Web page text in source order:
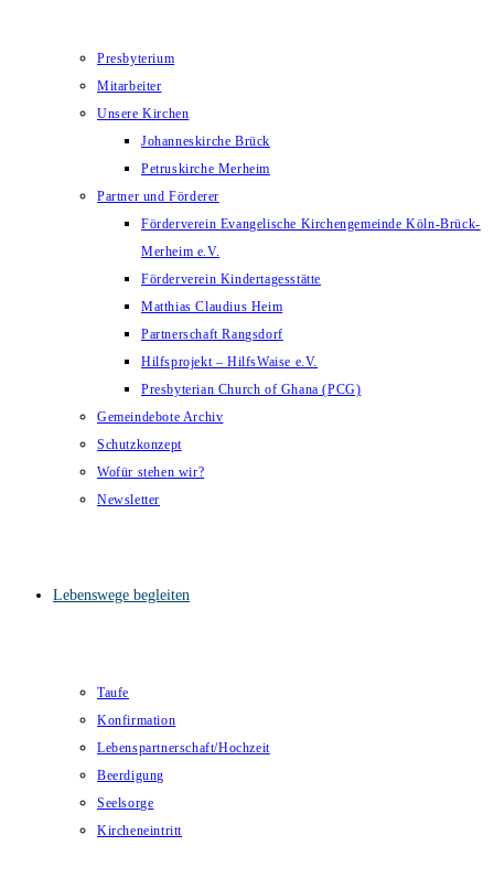
Presbyterium
Mitarbeiter
Unsere Kirchen
Johanneskirche Brück
Petruskirche Merheim
Partner und Förderer
Förderverein Evangelische Kirchengemeinde Köln-Brück-
Merheim e.V.
Förderverein Kindertagesstätte
Matthias Claudius Heim
Partnerschaft Rangsdorf
Hilfsprojekt – HilfsWaise e.V.
Presbyterian Church of Ghana (PCG)
Gemeindebote Archiv
Schutzkonzept
Wofür stehen wir?
Newsletter
Lebenswege begleiten
Taufe
Konfirmation
Lebenspartnerschaft/Hochzeit
Beerdigung
Seelsorge
Kircheneintritt